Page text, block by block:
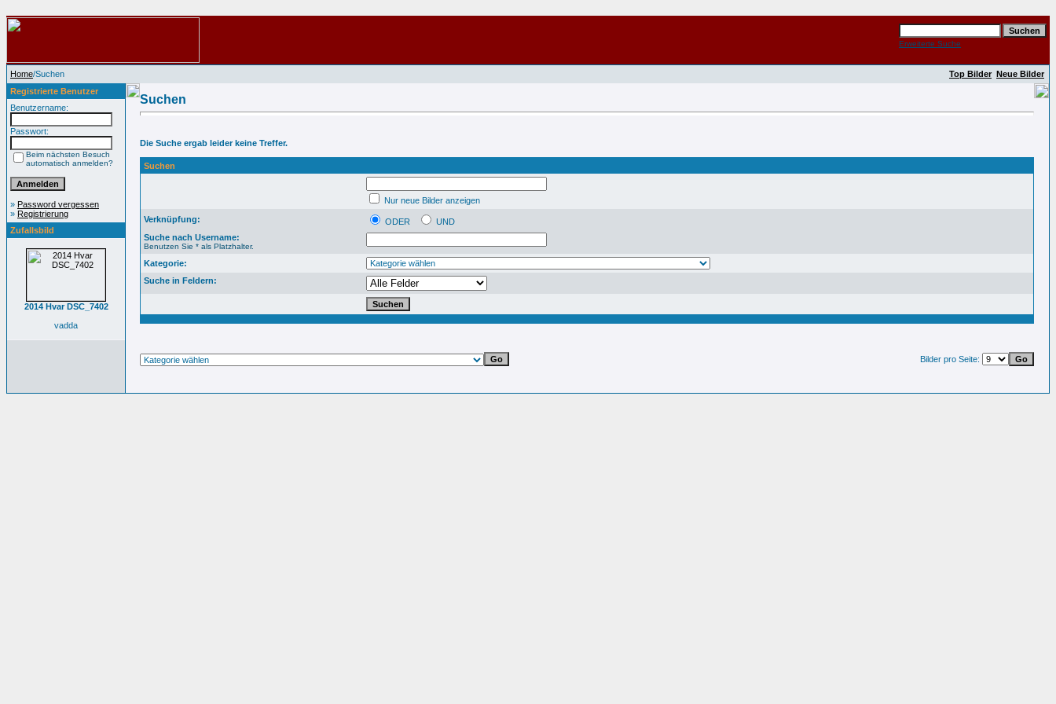
Erweiterte Suche
Home/Suchen Top Bilder Neue Bilder
Registrierte Benutzer
Benutzername:
Passwort:
Beim nächsten Besuch
automatisch anmelden?
» Password vergessen
» Registrierung
Zufallsbild
2014 Hvar DSC_7402
vadda
Suchen
Die Suche ergab leider keine Treffer.
Suchen
Nur neue Bilder anzeigen
Verknüpfung:
ODER
UND
Suche nach Username:
Benutzen Sie * als Platzhalter.
Kategorie:
Suche in Feldern:
Bilder pro Seite: